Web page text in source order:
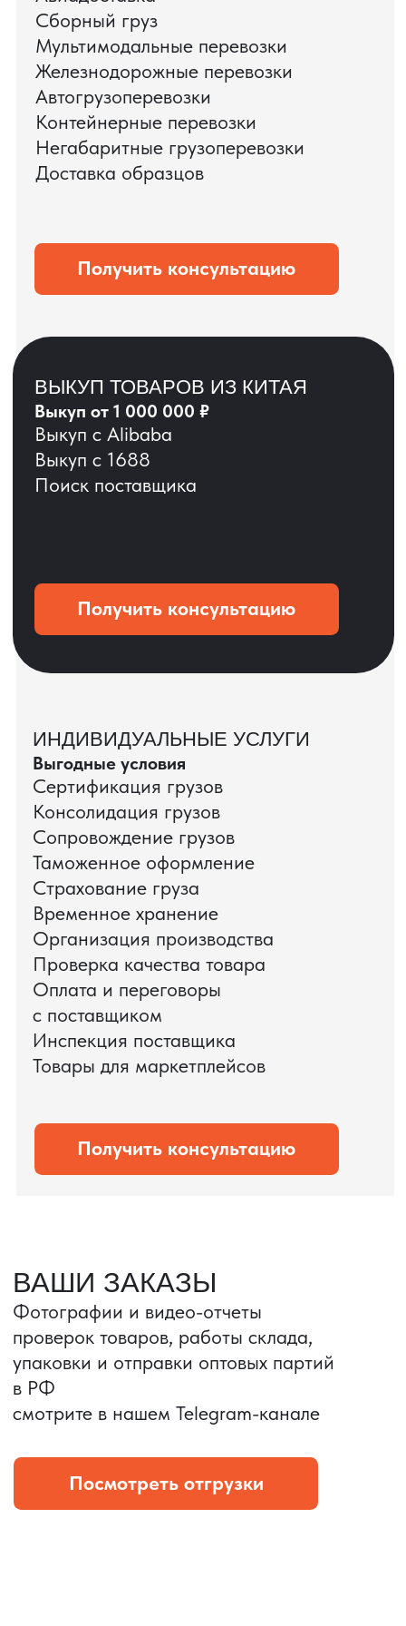
ДО ОПЛАТЫ?
ОСТАВЬТЕ ЗАЯВКУ
Мы вернёмся с расчётом и фото после
технической проверки
Оставить заявку
КЕЙС ПАО «РОСТЕЛЕКОМ»
ПАО «Ростелеком» доверяет нам полный
цикл международных поставок — от
поиска и проверки поставщиков до
доставки оборудования.
Мы обеспечили полный цикл работ:
проверку продукции, логистику,
таможенное оформление и контроль
сроков. В результате все товары были
доставлены точно в срок и без
дополнительных рисков.
PRO TORG — проверенный партнёр по
международной логистике для ведущих
федеральных компаний.
Оставить заявку
Портативные колонки
Условия: Тираж 3100 шт.
Колонка с шнуром
зарядным, без коробки
и ложемента (эвы).
Магнитная зарядка 3в1.
15w.
Комплект: устройство +
провод Type C.
КОНТРОЛЬ КАЧЕСТВА
Проверка по ТЗ включает: